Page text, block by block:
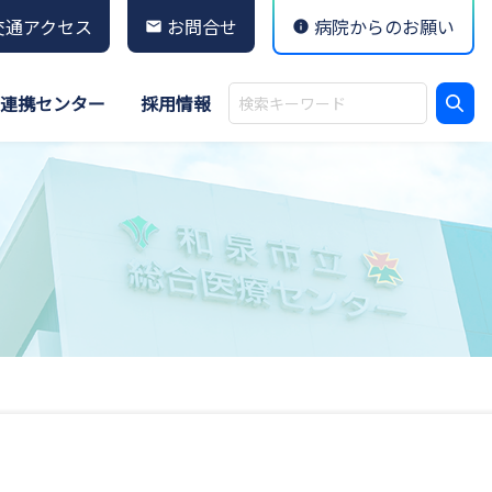
通アクセス お問合せ 病院からのお願い
携センター 採用情報